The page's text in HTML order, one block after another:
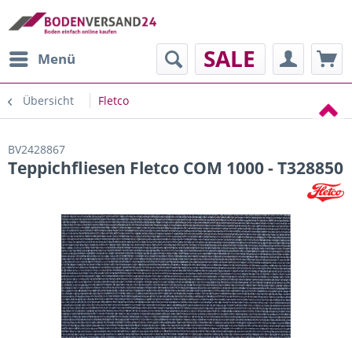
Menü SALE
Übersicht Fletco
BV2428867
Teppichfliesen Fletco COM 1000 - T328850